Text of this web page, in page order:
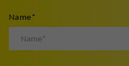
Name*